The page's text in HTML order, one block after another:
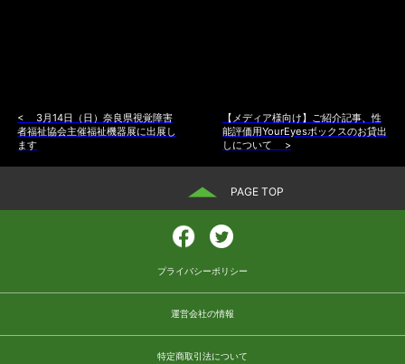
<
3月14日（日）奈良県視覚障害
者福祉協会主催福祉機器展に出展し
ます
【メディア様向け】ご紹介記事、性
能評価用YourEyesボックスのお貸出
しについて
>
PAGE TOP
プライバシーポリシー
運営会社の情報
特定商取引法について